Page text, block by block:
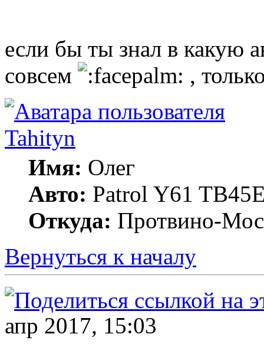
если бы ты знал в какую
совсем
,
Tahityn
Имя: Олег
Авто: Patrol Y61
Откуда: Протвино-
Вернуться к началу
апр 2017, 15:03